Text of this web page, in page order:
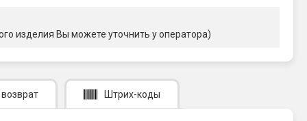
изделия Вы можете уточнить у оператора)
Штрих-коды